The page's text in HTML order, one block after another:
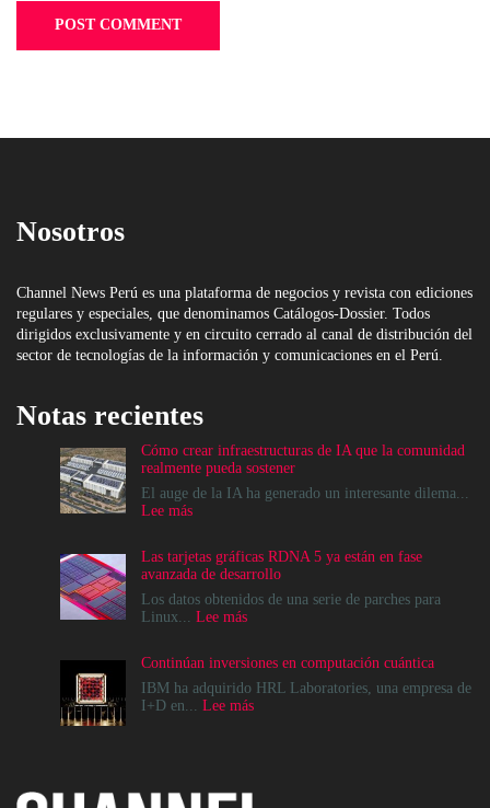
Nosotros
Channel News Perú es una plataforma de negocios y revista con ediciones
regulares y especiales, que denominamos Catálogos-Dossier. Todos
dirigidos exclusivamente y en circuito cerrado al canal de distribución del
sector de tecnologías de la información y comunicaciones en el Perú.
Notas recientes
Cómo crear infraestructuras de IA que la comunidad
realmente pueda sostener
El auge de la IA ha generado un interesante dilema...
Lee más:
infraestructuras
de
IA
que
realmente
pueda
sostener
Las tarjetas gráficas RDNA 5 ya están en fase
avanzada de desarrollo
Los datos obtenidos de una serie de parches para
Linux... Lee más:
gráficas
RDNA
5
avanzada
Continúan inversiones en computación cuántica
IBM ha adquirido HRL Laboratories, una empresa de
I+D en... Lee más: